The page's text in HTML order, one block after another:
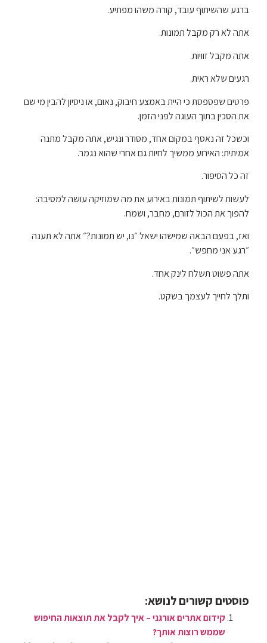
ברגע שהשיתוף עובד, קורה משהו מפתיע.
אתה לא רק מקבל תמונות.
אתה מקבל זוויות.
רגעים שלא ראית.
פרטים שפספסת כי היית באמצע חיבוק, נאום, או ניסיון להבין מי שם
את הסכין בתוך העוגה לפני הזמן.
וכשכל זה נאסף במקום אחד, מסודר ונגיש, אתה מקבל מתנה
אמיתית: האירוע ממשיך לחיות גם אחרי שהוא נגמר.
זה כל הסיפור.
לעשות לשיתוף תמונות באירוע את מה שמוזיקה עושה למסיבה:
להפוך את הכול לזורם, מחבר, ושמח.
ואז, בפעם הבאה שמישהו ישאל ״נו, יש תמונות?״ אתה לא תענה
״רגע אני מחפש״.
אתה פשוט תשלח לינק אחד.
ותלך לחייך לעצמך בשקט.
פוסטים קשורים לנושא:
קידום אתרים אורגני – איך לקבל את תוצאות החיפוש
שממש רוצות אותך?